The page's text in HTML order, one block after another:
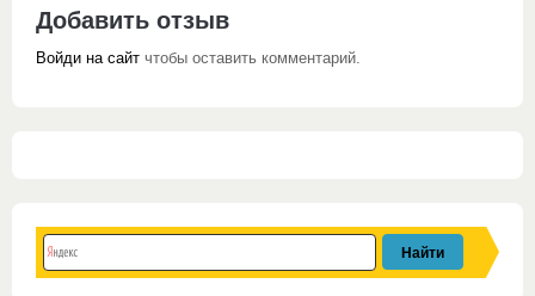
Добавить отзыв
Войди на сайт чтобы оставить комментарий.